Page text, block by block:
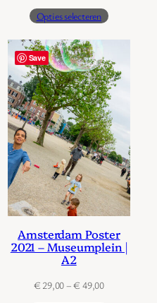
tot
Opties selecteren
Save
Amsterdam Poster
2021 – Museumplein |
A2
€ 29,00–€ 49,00Prijsklasse: